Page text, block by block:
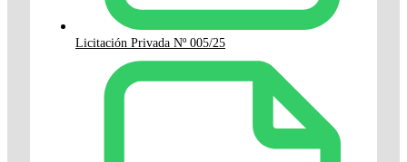
Licitación Privada Nº 005/25